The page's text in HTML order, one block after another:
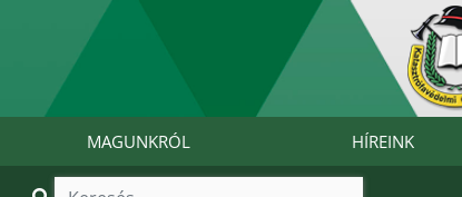
MAGUNKRÓL HÍREINK